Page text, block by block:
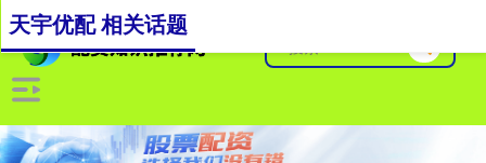
天宇优配 相关话题